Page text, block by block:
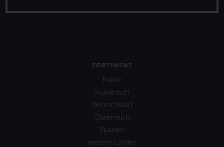
SORTIMENT
Italien
Frankreich
Deutschland
Österreich
Spanien
weitere Länder